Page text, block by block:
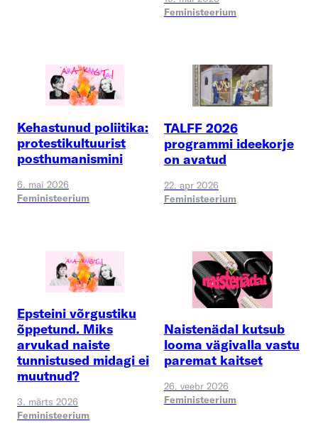
Feministeerium
Kehastunud poliitika:
protestikultuurist
posthumanismini
6. mai 2026
Feministeerium
TALFF 2026
programmi ideekorje
on avatud
22. apr 2026
Feministeerium
Epsteini võrgustiku
õppetund. Miks
arvukad naiste
tunnistused midagi ei
muutnud?
3. märts 2026
Feministeerium
Naistenädal kutsub
looma vägivalla vastu
paremat kaitset
26. veebr 2026
Feministeerium